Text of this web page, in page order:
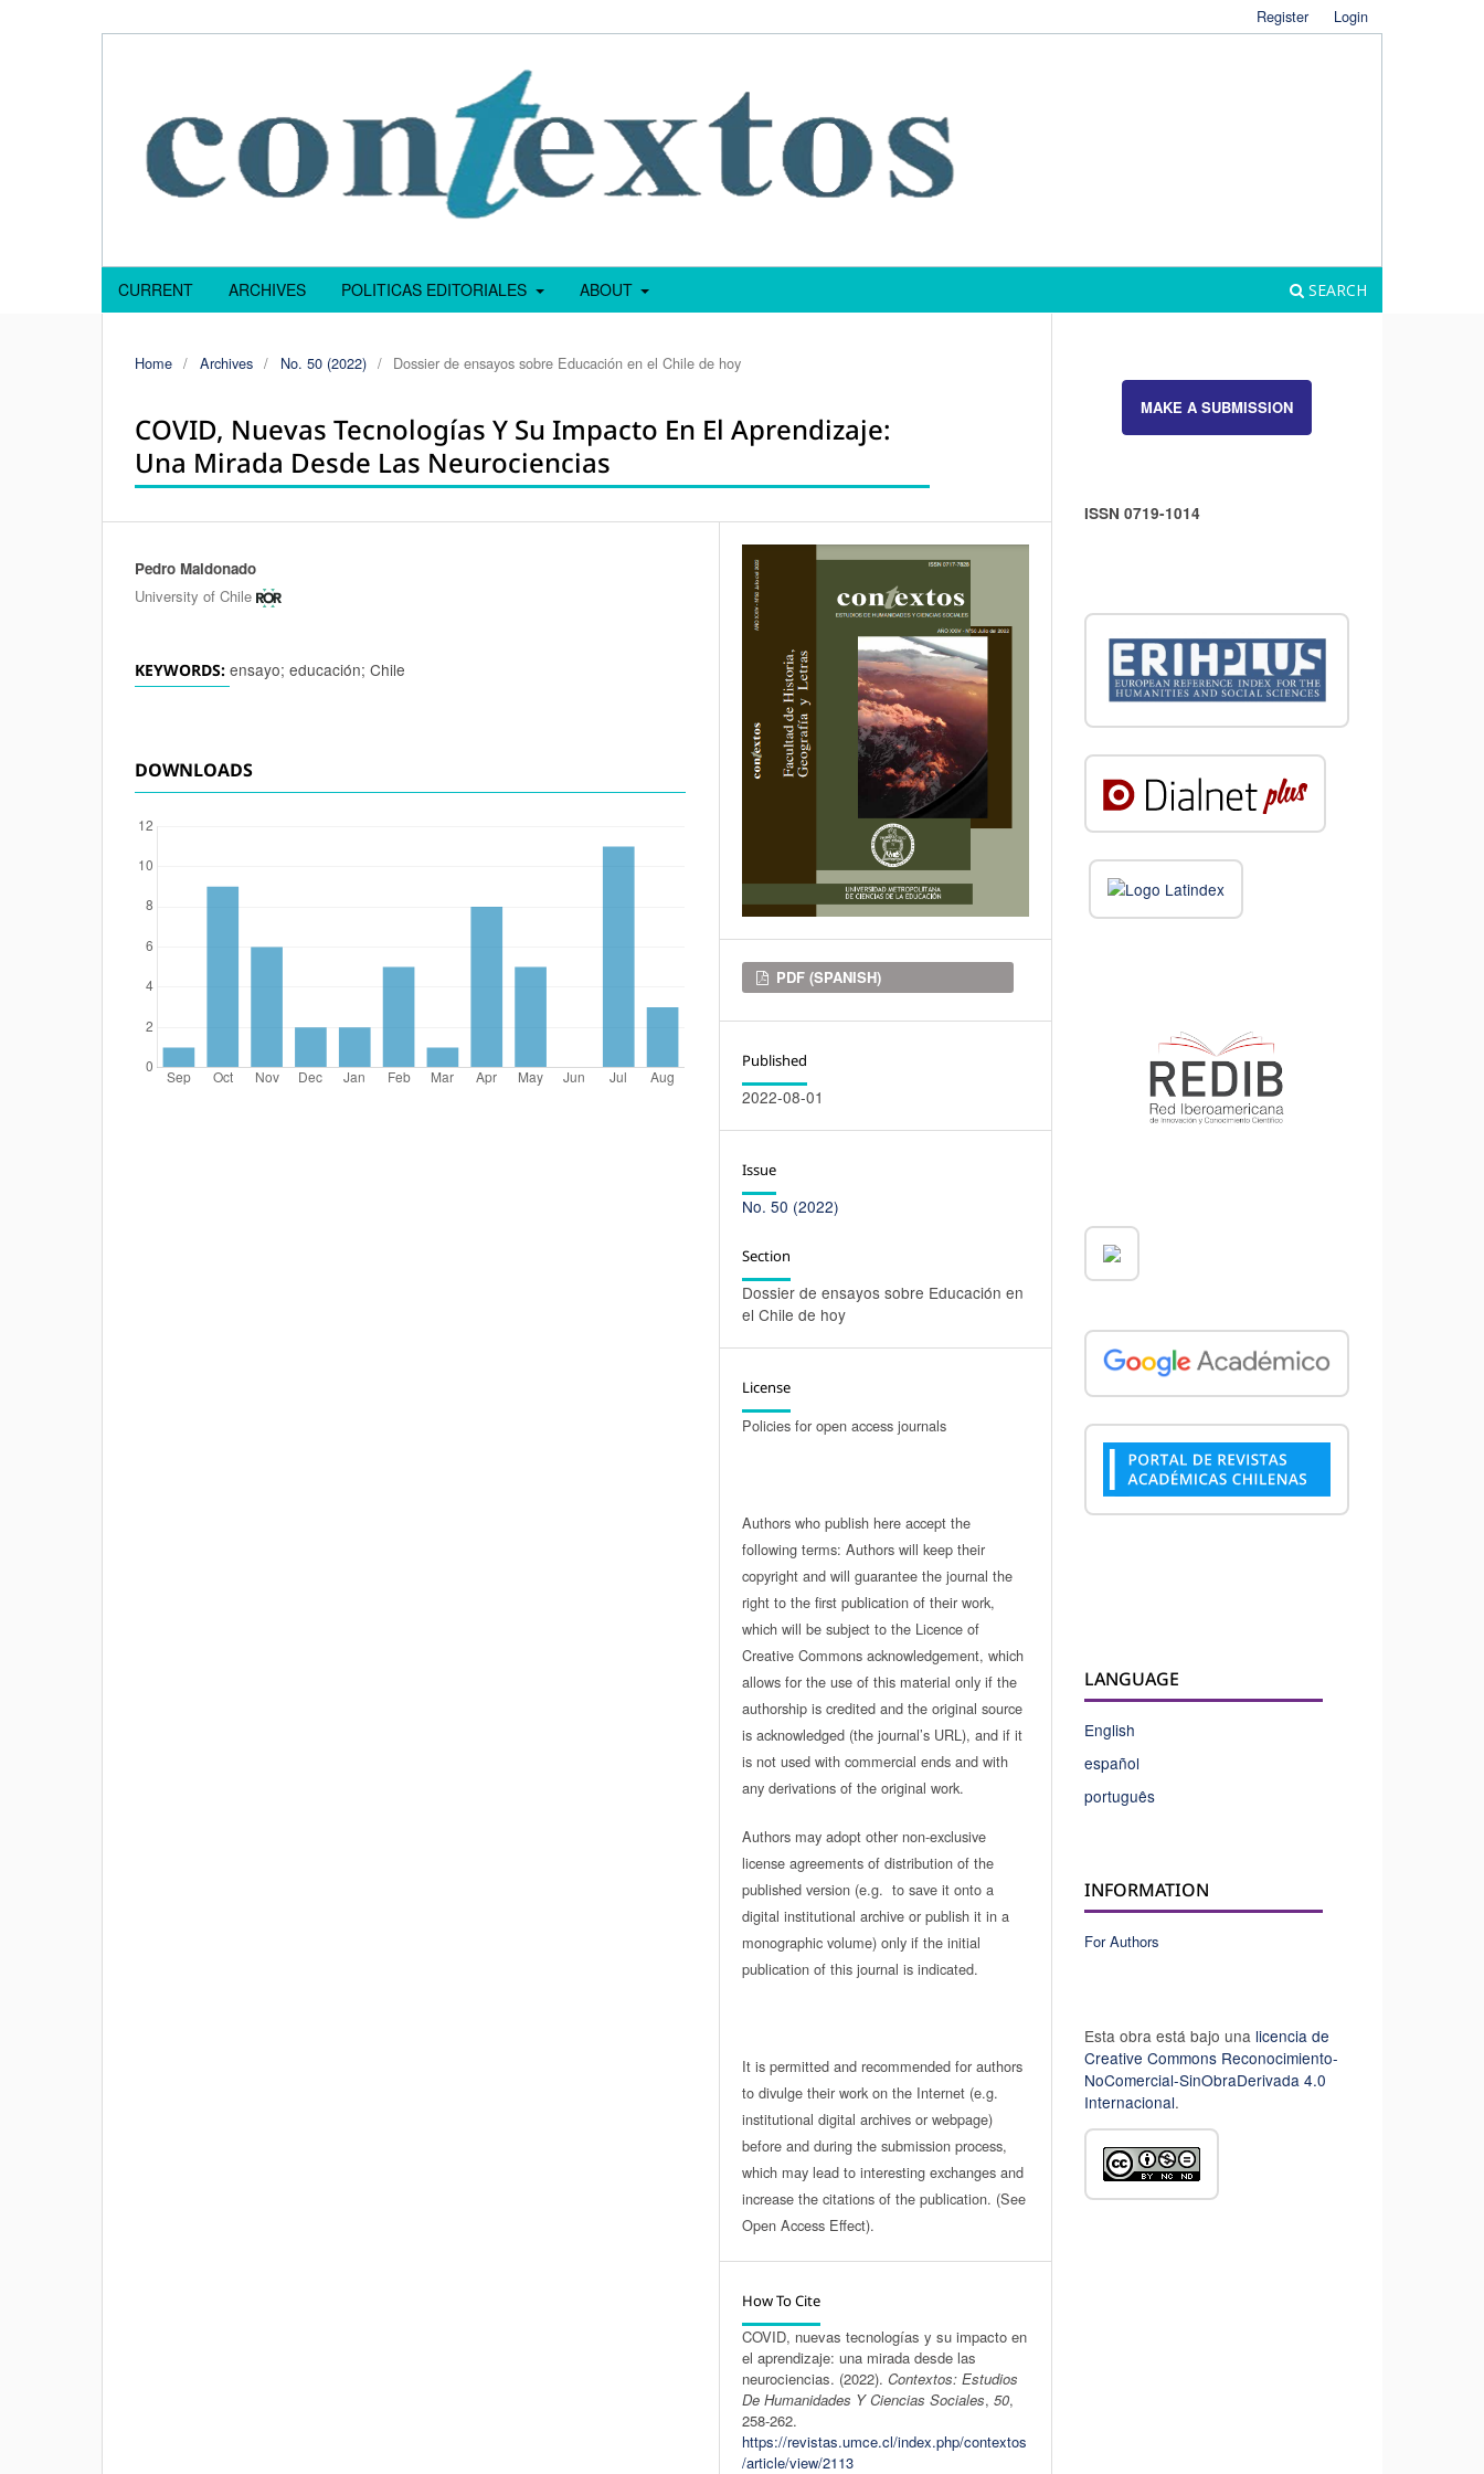
CURRENT ARCHIVES POLITICAS EDITORIALES ABOUT SEARCH
Register Login
Home / Archives / No. 50 (2022) / Dossier de ensayos sobre Educación en el Chile de hoy
COVID, Nuevas Tecnologías Y Su Impacto En El Aprendizaje:
Una Mirada Desde Las Neurociencias
Authors
Pedro Maldonado
University of Chile
KEYWORDS: ensayo; educación; Chile
DOWNLOADS
Downloads
PDF (SPANISH)
Published
2022-08-01
Issue
No. 50 (2022)
Section
Dossier de ensayos sobre Educación en
el Chile de hoy
License
Policies for open access journals
Authors who publish here accept the
following terms: Authors will keep their
copyright and will guarantee the journal the
right to the first publication of their work,
which will be subject to the Licence of
Creative Commons acknowledgement, which
allows for the use of this material only if the
authorship is credited and the original source
is acknowledged (the journal’s URL), and if it
is not used with commercial ends and with
any derivations of the original work.
Authors may adopt other non-exclusive
license agreements of distribution of the
published version (e.g. to save it onto a
digital institutional archive or publish it in a
monographic volume) only if the initial
publication of this journal is indicated.
It is permitted and recommended for authors
to divulge their work on the Internet (e.g.
institutional digital archives or webpage)
before and during the submission process,
which may lead to interesting exchanges and
increase the citations of the publication. (See
Open Access Effect).
How To Cite
COVID, nuevas tecnologías y su impacto en
el aprendizaje: una mirada desde las
neurociencias. (2022).Contextos: Estudios
De Humanidades Y Ciencias Sociales,50,
258-262.
https://revistas.umce.cl/index.php/contextos
/article/view/2113
MAKE A SUBMISSION
ISSN 0719-1014
LANGUAGE
English
español
português
INFORMATION
For Authors
Esta obra está bajo una licencia de
Creative Commons Reconocimiento-
NoComercial-SinObraDerivada 4.0
Internacional.